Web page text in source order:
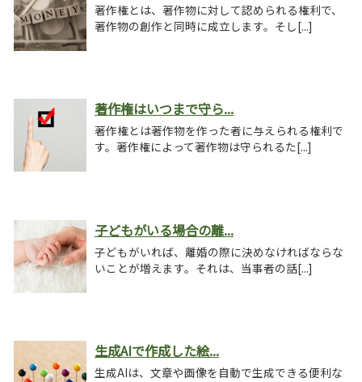
著作権とは、著作物に対して認められる権利で、
著作物の創作と同時に成立します。そし[...]
著作権はいつまで守ら...
著作権とは著作物を作った者に与えられる権利で
す。著作権によって著作物は守られるた[...]
子どもがいる場合の離...
子どもがいれば、離婚の際に決めなければならな
いことが増えます。それは、当事者の話[...]
生成AIで作成した絵...
生成AIは、文章や画像を自動で生成できる便利な